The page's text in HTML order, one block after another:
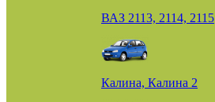
ВАЗ 2113, 2114, 2115
Калина, Калина 2